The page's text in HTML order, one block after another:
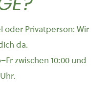
Privatperson: Wir
da.
zwischen 10:00 und